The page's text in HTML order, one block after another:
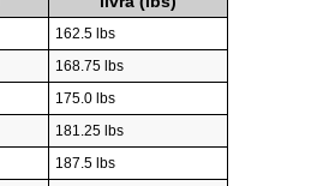
162.5 lbs
168.75 lbs
175.0 lbs
181.25 lbs
187.5 lbs